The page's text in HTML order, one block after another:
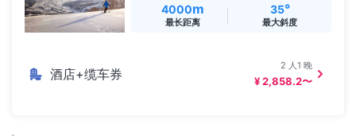
4000m
最长距离
35°
最大斜度
酒店+缆车券
2 人1 晚
¥ 2,858.2〜